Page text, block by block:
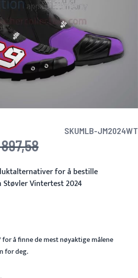
SKUMLB-JM2024WT
for å bestille
Støvler Vintertest 2024
for å finne de mest nøyaktige målene
for deg.